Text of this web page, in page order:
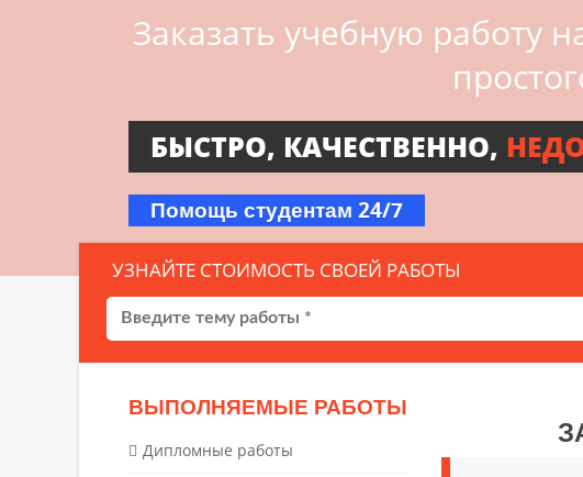
Заказать учебную работу
БЫСТРО, КАЧЕСТВЕННО,
Помощь студентам 24/7
УЗНАЙТЕ СТОИМОСТЬ СВОЕЙ РАБОТЫ
ВЫПОЛНЯЕМЫЕ РАБОТЫ
Дипломные работы